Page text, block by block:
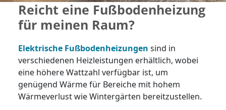
Reicht eine Fußbodenheizung
für meinen Raum?
Elektrische Fußbodenheizungen sind in
verschiedenen Heizleistungen erhältlich, wobei
eine höhere Wattzahl verfügbar ist, um
genügend Wärme für Bereiche mit hohem
Wärmeverlust wie Wintergärten bereitzustellen.